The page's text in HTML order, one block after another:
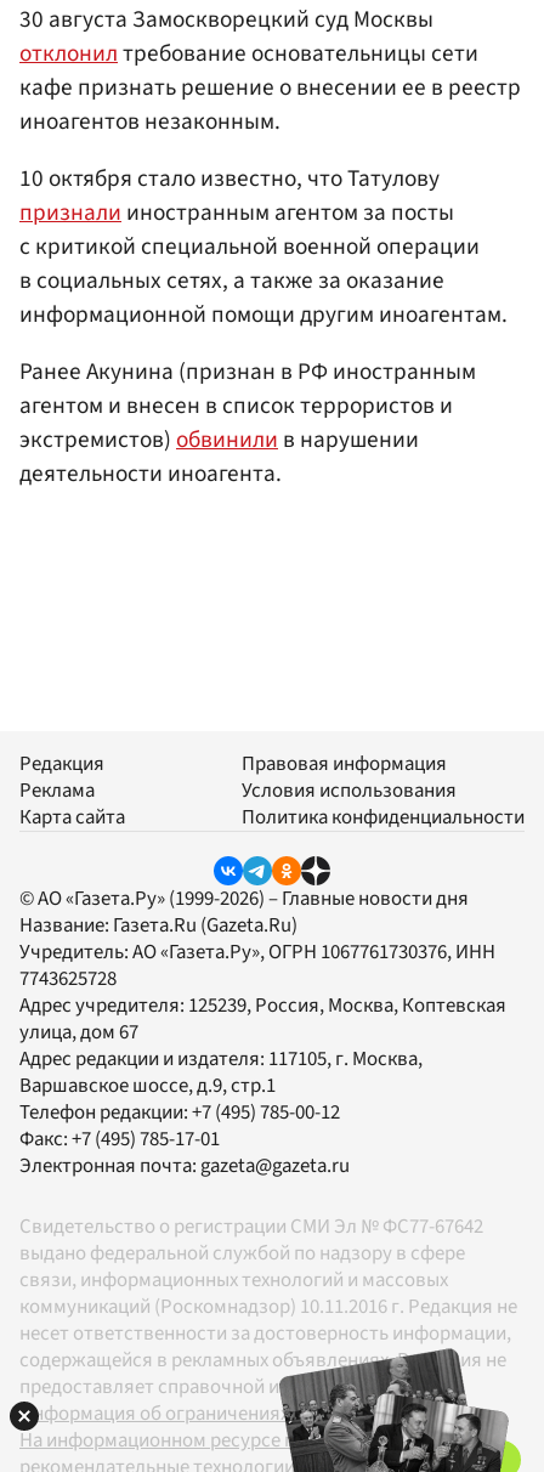
30 августа Замоскворецкий суд Москвы
отклонилтребование основательницы сети
кафе признать решение о внесении ее в реестр
иноагентов незаконным.
10 октября стало известно, что Татулову
призналииностранным агентом за посты
с критикой специальной военной операции
в социальных сетях, а также за оказание
информационной помощи другим иноагентам.
Ранее Акунина (признан в РФ иностранным
агентом и внесен в список террористов и
экстремистов)обвинилив нарушении
деятельности иноагента.
Редакция
Реклама
Карта сайта
Правовая информация
Условия использования
Политика конфиденциальности
© АО «Газета.Ру» (1999-2026) – Главные новости дня
Название: Газета.Ru (Gazeta.Ru)
Учредитель:АО «Газета.Ру», ОГРН 1067761730376, ИНН
7743625728
Адрес учредителя: 125239, Россия, Москва, Коптевская
улица, дом 67
Адрес редакции и издателя: 117105, г. Москва,
Варшавское шоссе, д.9, стр.1
Телефон редакции:+7 (495) 785-00-12
Факс:+7 (495) 785-17-01
Электронная почта: gazeta@gazeta.ru
Свидетельство о регистрации СМИ Эл № ФС77-67642
выдано федеральной службой по надзору в сфере
связи, информационных технологий и массовых
коммуникаций (Роскомнадзор) 10.11.2016 г. Редакция не
несет ответственности за достоверность информации,
содержащейся в рекламных объявлениях. Редакция не
предоставляет справочной информации.
Информация об ограничениях
На информационном ресурсе применяются